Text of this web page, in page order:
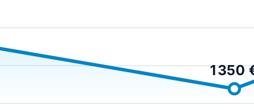
1 350